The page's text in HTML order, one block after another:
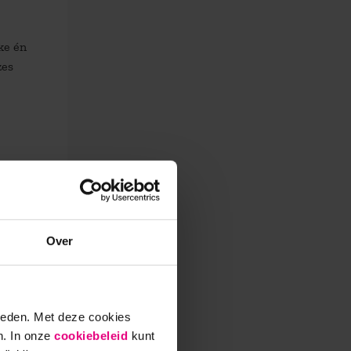
Over
Met deze cookies
In onze cookiebeleid kunt
én
en
deze
op